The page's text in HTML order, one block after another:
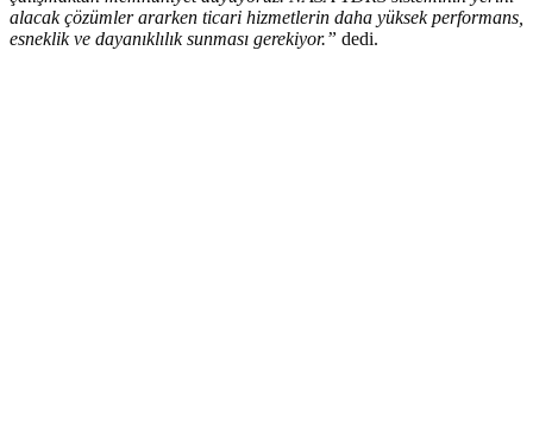
alacak çözümler ararken ticari hizmetlerin daha yüksek performans,
esneklik ve dayanıklılık sunması gerekiyor.” dedi.